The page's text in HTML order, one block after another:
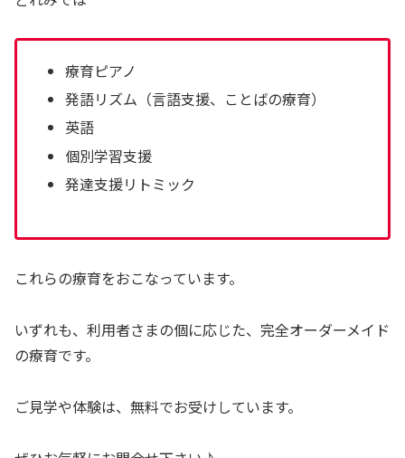
療育ピアノ
発語リズム（言語支援、ことばの療育）
英語
個別学習支援
発達支援リトミック
これらの療育をおこなっています。
いずれも、利用者さまの個に応じた、完全オーダーメイド
の療育です。
ご見学や体験は、無料でお受けしています。